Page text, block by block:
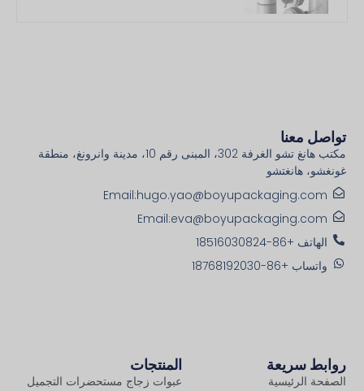
المنتجات
عبوات زجاج مستحضرات التجميل
روابط سريعة
الصفحة الرئيسية
تواصل معنا
مكتب هانغ تشو الغرفة 302، المبنى رقم 10، مدينة وانرونغ، منطقة
غونغشو، هانغتشو
Email:hugo.yao@boyupackaging.com
Email:eva@boyupackaging.com
الهاتف +86-18516030824
واتساب +86-18768192030